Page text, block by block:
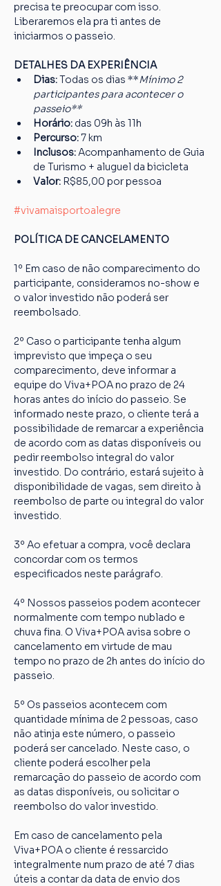
precisa te preocupar com isso.
Liberaremos ela pra ti antes de
iniciarmos o passeio.
DETALHES DA EXPERIÊNCIA
Dias: Todas os dias **Mínimo 2
participantes para acontecer o
passeio**
Horário: das 09h às 11h
Percurso: 7 km
Inclusos: Acompanhamento de Guia
de Turismo + aluguel da bicicleta
Valor: R$85,00 por pessoa
#vivamaisportoalegre
POLÍTICA DE CANCELAMENTO
1º Em caso de não comparecimento do
participante, consideramos no-show e
o valor investido não poderá ser
reembolsado.
2º Caso o participante tenha algum
imprevisto que impeça o seu
comparecimento, deve informar a
equipe do Viva+POA no prazo de 24
horas antes do início do passeio. Se
informado neste prazo, o cliente terá a
possibilidade de remarcar a experiência
de acordo com as datas disponíveis ou
pedir reembolso integral do valor
investido. Do contrário, estará sujeito à
disponibilidade de vagas, sem direito à
reembolso de parte ou integral do valor
investido.
3º Ao efetuar a compra, você declara
concordar com os termos
especificados neste parágrafo.
4º Nossos passeios podem acontecer
normalmente com tempo nublado e
chuva fina. O Viva+POA avisa sobre o
cancelamento em virtude de mau
tempo no prazo de 2h antes do início do
passeio.
5º Os passeios acontecem com
quantidade mínima de 2 pessoas, caso
não atinja este número, o passeio
poderá ser cancelado. Neste caso, o
cliente poderá escolher pela
remarcação do passeio de acordo com
as datas disponíveis, ou solicitar o
reembolso do valor investido.
Em caso de cancelamento pela
Viva+POA o cliente é ressarcido
integralmente num prazo de até 7 dias
úteis a contar da data de envio dos